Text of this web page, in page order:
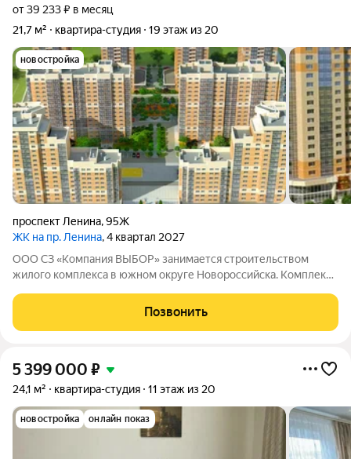
от 39 233 ₽ в месяц
21,7 м²
квартира-студия 19 этаж из 20
новостройка
проспект Ленина,95Ж
ЖК на пр. Ленина, 4 квартал 2027
ООО СЗ «Компания ВЫБОР» занимается строительством
жилого комплекса в южном округе Новороссийска. Комплекс
творчества, в шаговой доступности от Суджукской косы.
Район отличается благоприятной
Позвонить
5 399 000 ₽
24,1 м² квартира-студия 11 этаж из 20
новостройка онлайн показ